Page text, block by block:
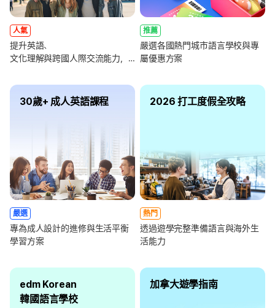
人氣
提升英語、
文化理解與跨國人際交流能力，
推薦
嚴選各國熱門城市語言學校與專
屬優惠方案
30歲+ 成人英語課程
嚴選
專為成人設計的進修與生活平衡
學習方案
2026 打工度假全攻略
熱門
透過遊學完整準備語言與海外生
活能力
edm Korean
韓國語言學校
加拿大遊學指南